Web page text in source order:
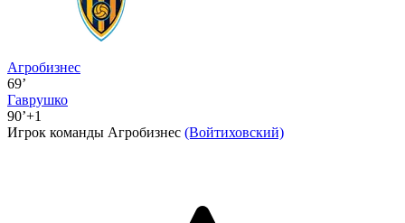
Агробизнес
69’
Гаврушко
90’+1
Игрок команды Агробизнес (Войтиховский)